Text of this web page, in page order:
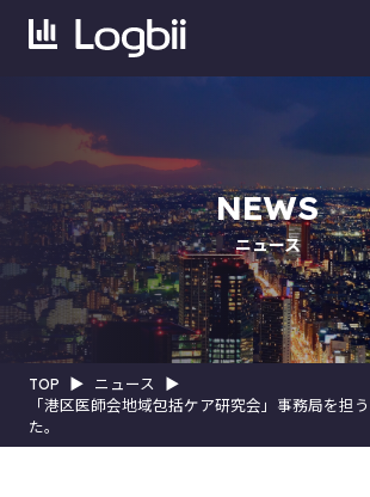
NEWS
ニュース
TOP ▶︎ ニュース
▶︎
「港区医師会地域包括ケア研究会」事務局を担
た。